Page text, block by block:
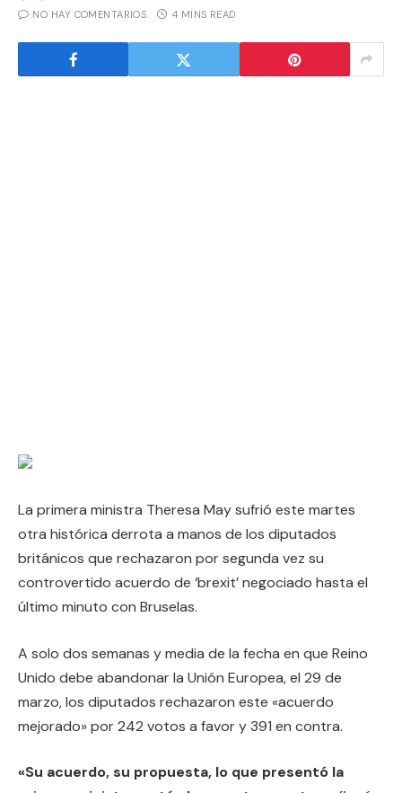
NO HAY COMENTARIOS 4 MINS READ
La primera ministra Theresa May sufrió este martes
otra histórica derrota a manos de los diputados
británicos que rechazaron por segunda vez su
controvertido acuerdo de ‘brexit’ negociado hasta el
último minuto con Bruselas.
A solo dos semanas y media de la fecha en que Reino
Unido debe abandonar la Unión Europea, el 29 de
marzo, los diputados rechazaron este «acuerdo
mejorado» por 242 votos a favor y 391 en contra.
«Su acuerdo, su propuesta, lo que presentó la